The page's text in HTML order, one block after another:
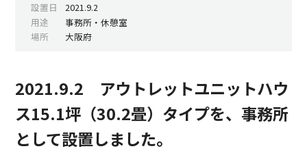
設置日
2021.9.2
用途
事務所・休憩室
場所
大阪府
2021.9.2 アウトレットユニットハウ
ス15.1坪（30.2畳）タイプを、事務所
として設置しました。